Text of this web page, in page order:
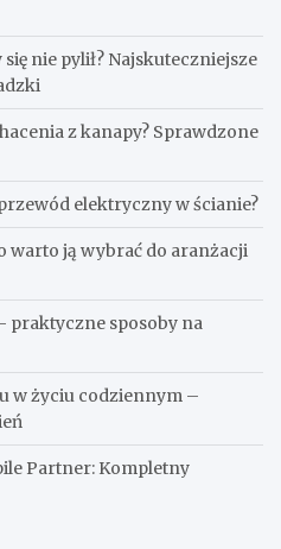
nie pylił? Najskuteczniejsze
z kanapy? Sprawdzone
elektryczny w ścianie?
warto ją wybrać do aranżacji
praktyczne sposoby na
w życiu codziennym –
Partner: Kompletny